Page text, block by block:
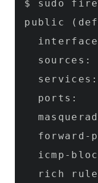
$ sudo
public
  sources:
  ports:
forward-
icmp-